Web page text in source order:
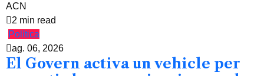
ACN
2 min read
Política
ag. 06, 2026
El Govern activa un vehicle per